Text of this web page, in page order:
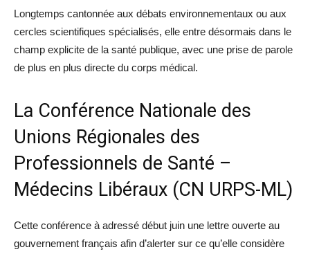
Longtemps cantonnée aux débats environnementaux ou aux
cercles scientifiques spécialisés, elle entre désormais dans le
champ explicite de la santé publique, avec une prise de parole
de plus en plus directe du corps médical.
La Conférence Nationale des
Unions Régionales des
Professionnels de Santé –
Médecins Libéraux (CN URPS-ML)
Cette conférence à adressé début juin une lettre ouverte au
gouvernement français afin d’alerter sur ce qu’elle considère